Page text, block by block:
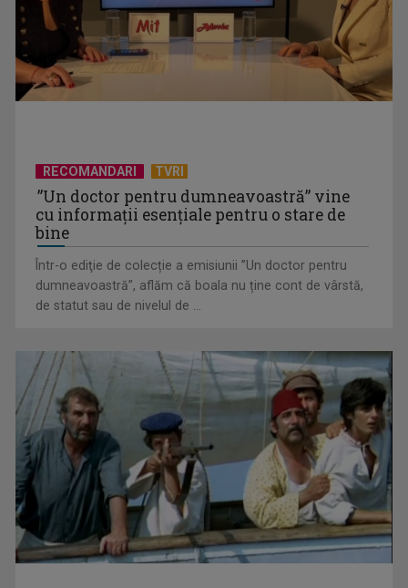
Chinul migranților ilegali pentru a obține o nouă viză de
muncă în România: ...
Inteligența artificială ar putea fi folosită în atacuri
Mentorat și autenticitate în istorie: De la cine înveți și la ce
”Un doctor pentru dumneavoastră” vine
cu informații esențiale pentru o stare de
bine
Într-o ediţie de colecție a emisiunii ”Un doctor pentru
dumneavoastră”, aflăm că boala nu ține cont de vârstă,